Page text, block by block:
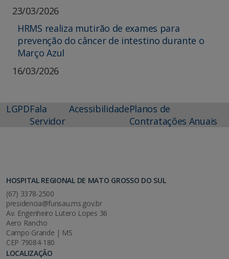
23/03/2026
HRMS realiza mutirão de exames para
prevenção do câncer de intestino durante o
Março Azul
16/03/2026
LGPDFala
Servidor
AcessibilidadePlanos de
Contratações Anuais
HOSPITAL REGIONAL DE MATO GROSSO DO SUL
(67) 3378-2500
presidencia@funsau.ms.gov.br
Av. Engenheiro Lutero Lopes 36
Aero Rancho
Campo Grande | MS
CEP 79084-180
LOCALIZAÇÃO